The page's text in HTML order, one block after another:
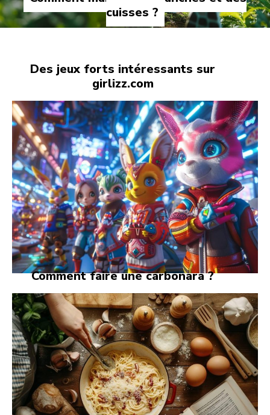
cuisses ?
Des jeux forts intéressants sur
girlizz.com
Comment faire une carbonara ?